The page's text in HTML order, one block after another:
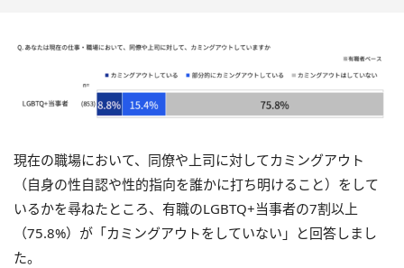
現在の職場において、同僚や上司に対してカミングアウト
（自身の性自認や性的指向を誰かに打ち明けること）をして
いるかを尋ねたところ、有職のLGBTQ+当事者の7割以上
（75.8%）が「カミングアウトをしていない」と回答しまし
た。